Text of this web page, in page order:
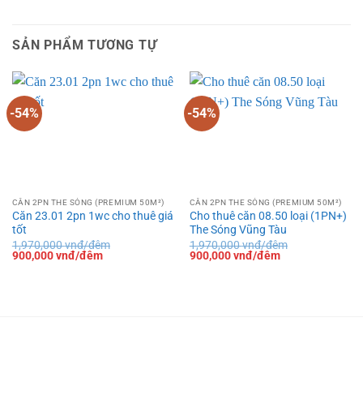
SẢN PHẨM TƯƠNG TỰ
-54%
CĂN 2PN THE SÓNG (PREMIUM 50M²)
Căn 23.01 2pn 1wc cho thuê giá
tốt
1,970,000vnđ/đêm
Giá
900,000vnđ/đêmGiá
-54%
CĂN 2PN THE SÓNG (PREMIUM 50M²)
Cho thuê căn 08.50 loại (1PN+)
The Sóng Vũng Tàu
1,970,000vnđ/đêm
Giá
900,000vnđ/đêmGiá